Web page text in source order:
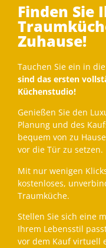
Finden Sie
Zuhause!
Tauchen Sie ein in
sind das ersten
Küchenstudio!
Genießen Sie den
Planung und des
bequem von zu
vor die Tür zu setzen.
Mit nur wenigen
kostenloses,
Traumküche.
Stellen Sie sich eine
Ihrem Lebensstil
vor dem Kauf virtuell